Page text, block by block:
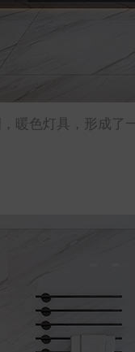
暖色灯具，形成